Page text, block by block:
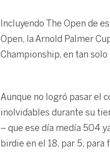
Incluyendo The Open de
Open, la Arnold Palmer
Championship, en tan solo
Aunque no logró pasar el
inolvidables durante su
– que ese día medía 504
birdie en el 18, par 5,